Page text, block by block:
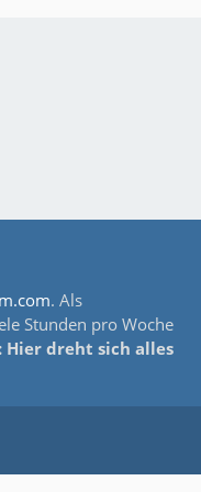
. Als
Stunden pro Woche
Hier dreht sich alles